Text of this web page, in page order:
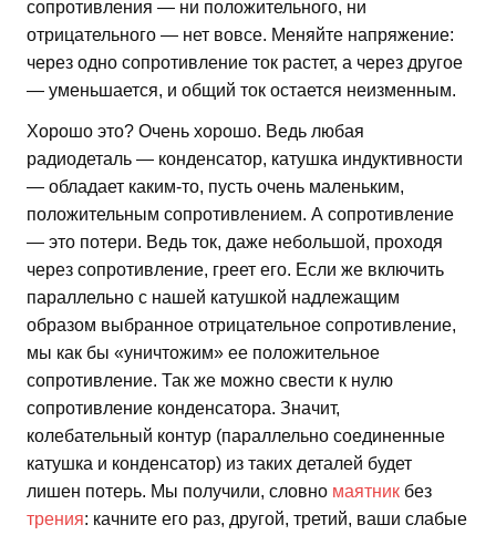
сопротивления — ни положительного, ни
отрицательного — нет вовсе. Меняйте напряжение:
через одно сопротивление ток растет, а через другое
— уменьшается, и общий ток остается неизменным.
Хорошо это? Очень хорошо. Ведь любая
радиодеталь — конденсатор, катушка индуктивности
— обладает каким-то, пусть очень маленьким,
положительным сопротивлением. А сопротивление
— это потери. Ведь ток, даже небольшой, проходя
через сопротивление, греет его. Если же включить
параллельно с нашей катушкой надлежащим
образом выбранное отрицательное сопротивление,
мы как бы «уничтожим» ее положительное
сопротивление. Так же можно свести к нулю
сопротивление конденсатора. Значит,
колебательный контур (параллельно соединенные
катушка и конденсатор) из таких деталей будет
лишен потерь. Мы получили, словно маятник без
трения: качните его раз, другой, третий, ваши слабые